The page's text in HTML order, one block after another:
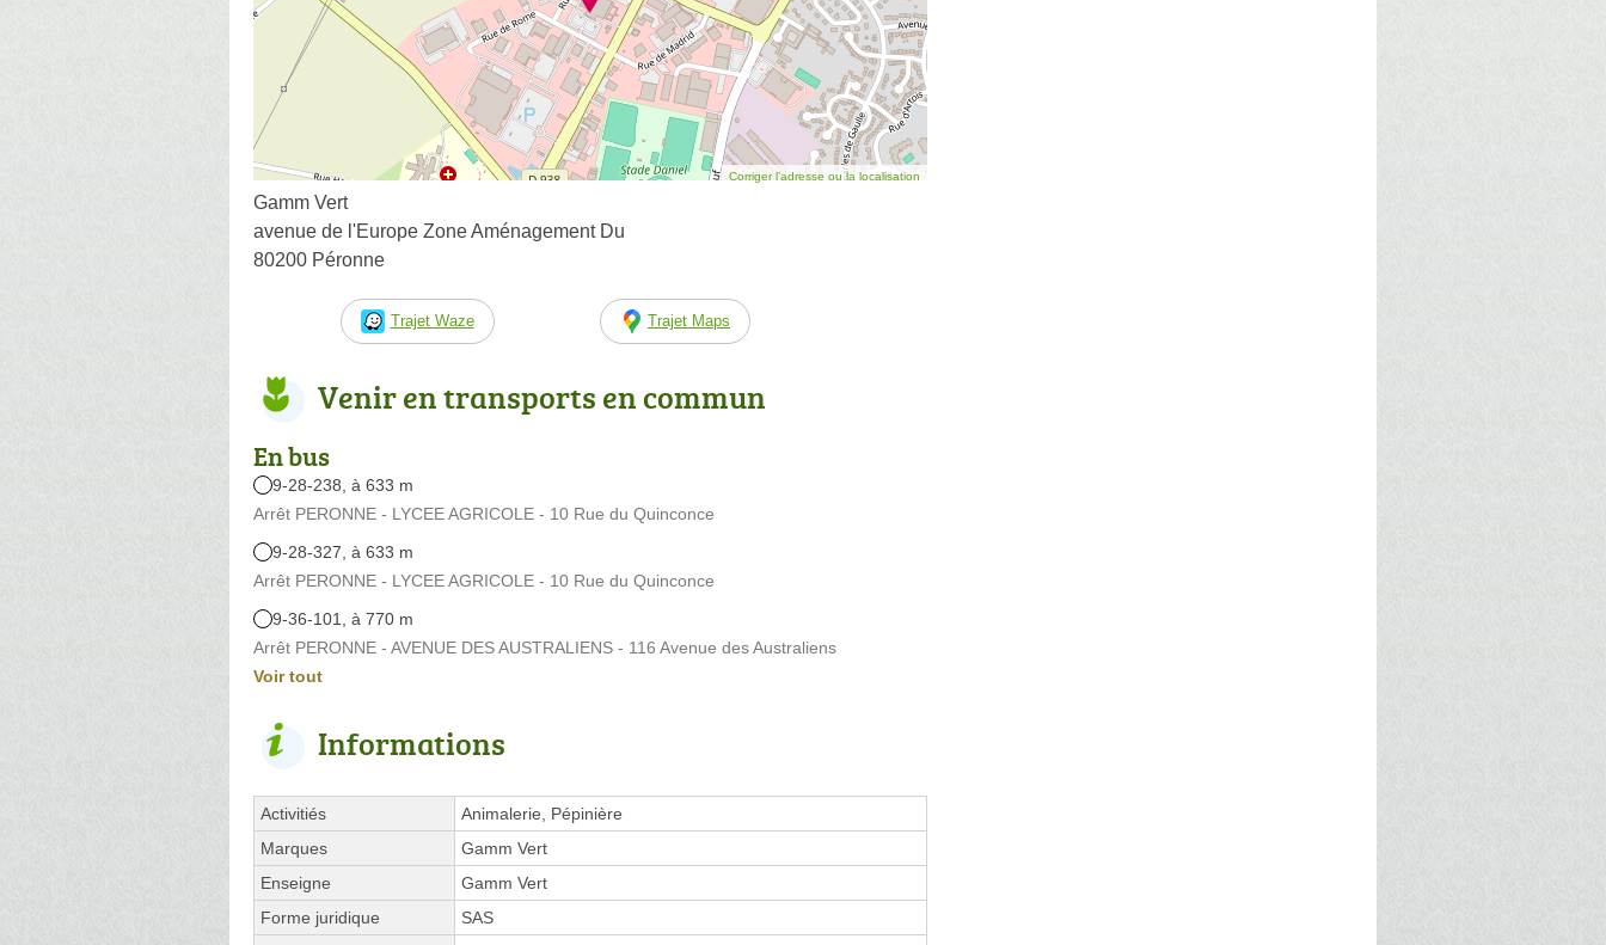
Corriger l’adresse ou la localisation
Gamm Vert
avenue de l'Europe Zone Aménagement Du
80200 Péronne
Trajet Waze Trajet Maps
Venir en transports en commun
En bus
9-28-238, à 633 m
Arrêt PERONNE - LYCEE AGRICOLE - 10 Rue du Quinconce
9-28-327, à 633 m
Arrêt PERONNE - LYCEE AGRICOLE - 10 Rue du Quinconce
9-36-101, à 770 m
Arrêt PERONNE - AVENUE DES AUSTRALIENS - 116 Avenue des Australiens
Voir tout
Informations
Activitiés
Animalerie, Pépinière
Marques
Gamm Vert
Enseigne
Gamm Vert
Forme juridique
SAS